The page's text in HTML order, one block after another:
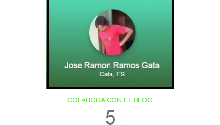
COLABORA CON EL BLOG